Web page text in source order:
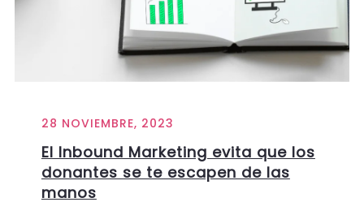
28 NOVIEMBRE, 2023
El Inbound Marketing evita que los
donantes se te escapen de las
manos